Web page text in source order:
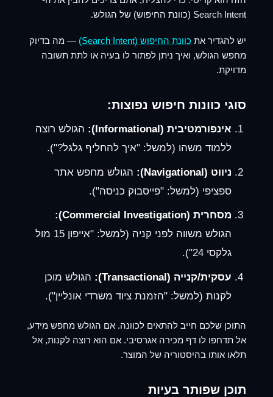
Search Intent (כוונת החיפוש) של הגולש.
יש להגדיר את כוונת החיפוש (Search Intent)
— מה בדיוק
מחפש הגולש, ואיך ניתן לפתור לו בעיה או לתת תשובה
מדויקת.
סוגי כוונות חיפוש נפוצות:
אינפורמטיבית (Informational):
הגולש רוצה
ללמוד משהו (למשל: "איך להחליף גלגל?").
ניווט (Navigational):
הגולש מחפש אתר
ספציפי (למשל: "פייסבוק כניסה").
מסחרית (Commercial Investigation):
הגולש משווה לפני קניה (למשל: "אייפון 15 מול
גלקסי 24").
עסקית/קנייה (Transactional):
הגולש מוכן
לקנות (למשל: "הזמנת ציוד משרדי אונליין").
התוכן שלכם חייב להתאים לכוונה. אם הגולש מחפש מידע,
אל תדחפו לו דף מכירה אגרסיבי. אם הוא רוצה לקנות, אל
תלאו אותו בהיסטוריה של המוצר.
תוכן שפותר בעיות